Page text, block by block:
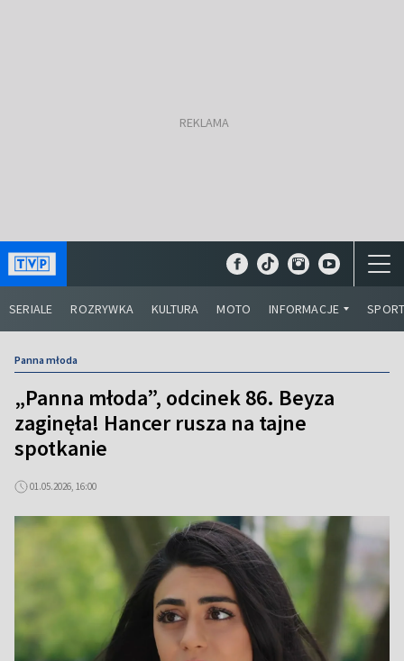
SERIALE ROZRYWKA KULTURA MOTO INFORMACJE
Panna młoda
„Panna młoda”, odcinek 86. Beyza
zaginęła! Hancer rusza na tajne
spotkanie
01.05.2026, 16:00